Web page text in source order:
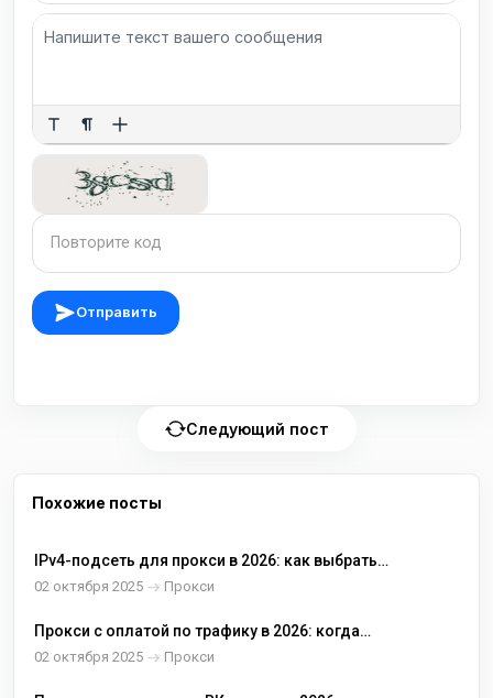
Отправить
Следующий пост
Похожие посты
IPv4-подсеть для прокси в 2026: как выбрать
размер, распределять адреса и не ловить
02 октября 2025 Прокси
Прокси с оплатой по трафику в 2026: когда
выгодно платить за гигабайты и как не
02 октября 2025 Прокси